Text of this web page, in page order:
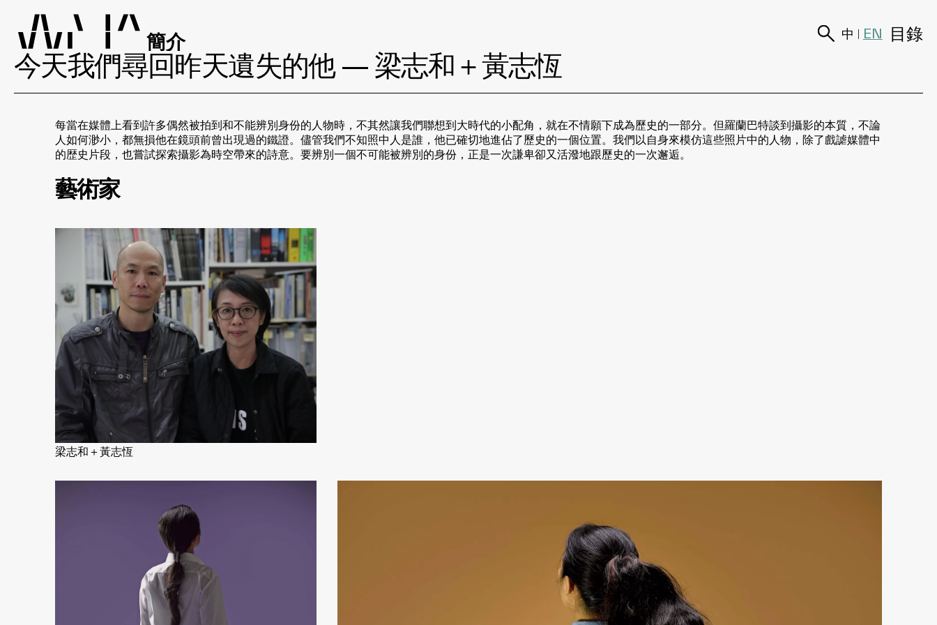
簡介
今天我們尋回昨天遺失的他 — 梁志和＋黃志恆
中 | EN 目錄
每當在媒體上看到許多偶然被拍到和不能辨別身份的人物時，不其然讓我們聯想到大時代的小配角，就在不情願下成為歷史的一部分。但羅蘭巴特談到攝影的本質，不論
人如何渺小，都無損他在鏡頭前曾出現過的鐵證。儘管我們不知照中人是誰，他已確切地進佔了歷史的一個位置。我們以自身來模仿這些照片中的人物，除了戲謔媒體中
的歴史片段，也嘗試探索攝影為時空帶來的詩意。要辨別一個不可能被辨別的身份，正是一次謙卑卻又活潑地跟歷史的一次邂逅。
藝術家
梁志和＋黃志恆